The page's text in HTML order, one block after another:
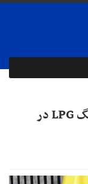
اجرای موفق طرح خلاقانه کاهش فلرینگ LPG در